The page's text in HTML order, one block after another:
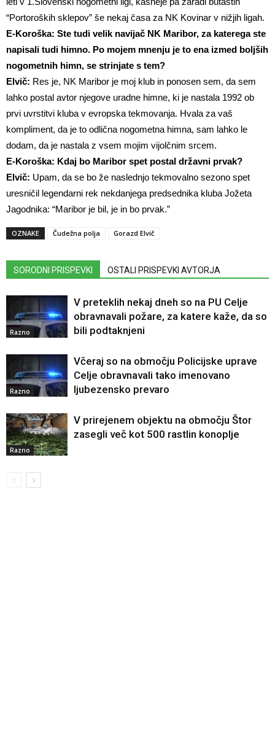
“Portoroških sklepov” še nekaj časa za NK Kovinar v nižjih ligah.
E-Koroška: Ste tudi velik navijač NK Maribor, za katerega ste
napisali tudi himno. Po mojem mnenju je to ena izmed boljših
nogometnih himn, se strinjate s tem?
Elvič: Res je, NK Maribor je moj klub in ponosen sem, da sem
lahko postal avtor njegove uradne himne, ki je nastala 1992 ob
prvi uvrstitvi kluba v evropska tekmovanja. Hvala za vaš
kompliment, da je to odlična nogometna himna, sam lahko le
dodam, da je nastala z vsem mojim vijolčnim srcem.
E-Koroška: Kdaj bo Maribor spet postal državni prvak?
Elvič: Upam, da se bo že naslednjo tekmovalno sezono spet
uresničil legendarni rek nekdanjega predsednika kluba Jožeta
Jagodnika: “Maribor je bil, je in bo prvak.”
OZNAKE Čudežna polja Gorazd Elvič
SORODNI PRISPEVKI OSTALI PRISPEVKI AVTORJA
Razno
V preteklih nekaj dneh so na PU Celje
obravnavali požare, za katere kaže, da so
bili podtaknjeni
Razno
Včeraj so na območju Policijske uprave
Celje obravnavali tako imenovano
ljubezensko prevaro
Razno
V prirejenem objektu na območju Štor
zasegli več kot 500 rastlin konoplje